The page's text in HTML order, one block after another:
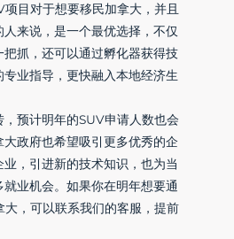
目对于想要移民加拿大，并且
来说，是一个最优选择，不仅
把抓，还可以通过孵化器获得技
专业指导，更快融入本地经济生
，预计明年的SUV申请人数也会
大政府也希望吸引更多优秀的企
业，引进新的技术知识，也为当
业机会。如果你在明年想要通
大，可以联系我们的客服，提前